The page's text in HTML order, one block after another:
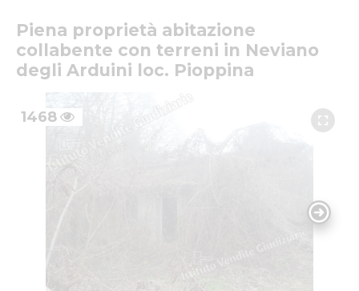
Piena proprietà abitazione
collabente con terreni in Neviano
degli Arduini loc. Pioppina
1468